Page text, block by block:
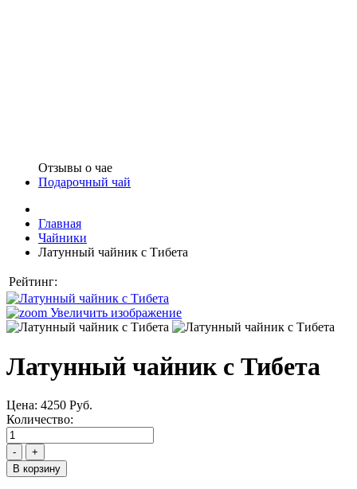
Отзывы о чае
Подарочный чай
Главная
Чайники
Латунный чайник с Тибета
Рейтинг:
Увеличить изображение
Латунный чайник с Тибета
Цена: 4250 Руб.
Количество:
- +